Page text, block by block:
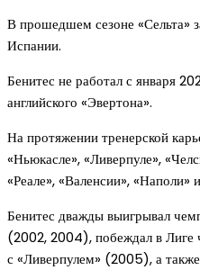
В прошедшем сезоне «Сельта»
Испании.
Бенитес не работал с января
английского «Эвертона».
На протяжении тренерской
«Ньюкасле», «Ливерпуле»,
«Реале», «Валенсии», «Наполи»
Бенитес дважды выигрывал
(2002, 2004), побеждал в
с «Ливерпулем» (2005), а